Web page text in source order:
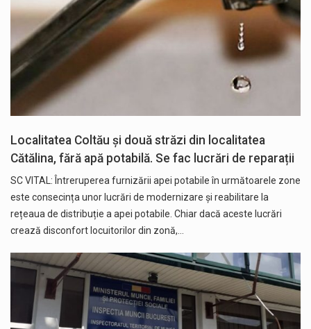
Localitatea Coltău și două străzi din localitatea
Cătălina, fără apă potabilă. Se fac lucrări de reparații
SC VITAL: Întreruperea furnizării apei potabile în următoarele zone
este consecința unor lucrări de modernizare și reabilitare la
rețeaua de distribuție a apei potabile. Chiar dacă aceste lucrări
crează disconfort locuitorilor din zonă,…